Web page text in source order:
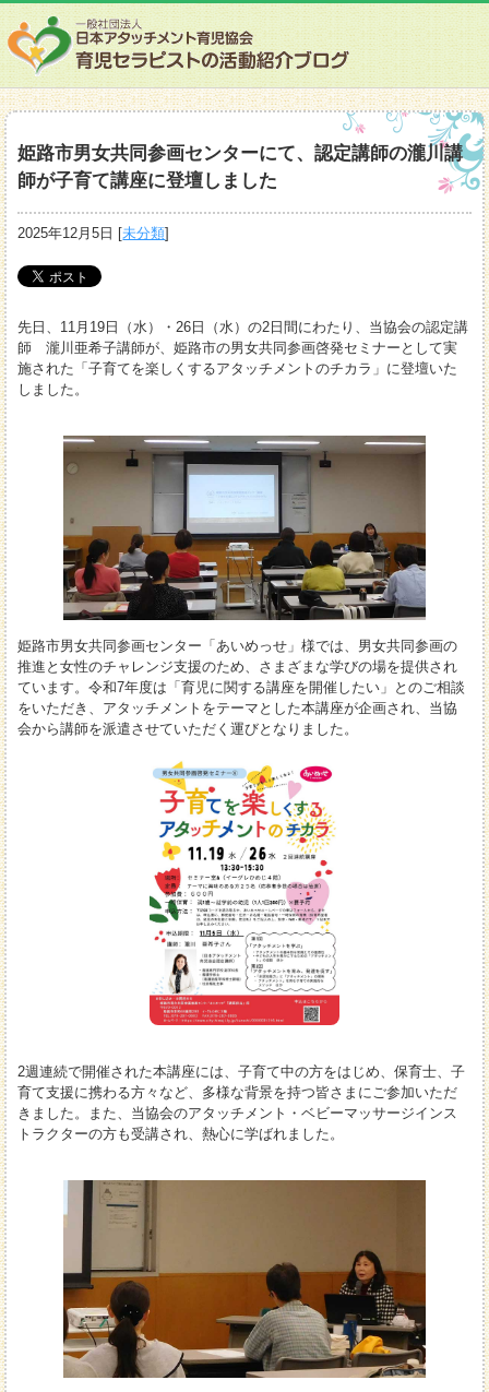
姫路市男女共同参画センターにて、認定講師の瀧川講
師が子育て講座に登壇しました
2025年12月5日 [未分類]
先日、11月19日（水）・26日（水）の2日間にわたり、当協会の認定講
師 瀧川亜希子講師が、姫路市の男女共同参画啓発セミナーとして実
施された「子育てを楽しくするアタッチメントのチカラ」に登壇いた
しました。
姫路市男女共同参画センター「あいめっせ」様では、男女共同参画の
推進と女性のチャレンジ支援のため、さまざまな学びの場を提供され
ています。令和7年度は「育児に関する講座を開催したい」とのご相談
をいただき、アタッチメントをテーマとした本講座が企画され、当協
会から講師を派遣させていただく運びとなりました。
2週連続で開催された本講座には、子育て中の方をはじめ、保育士、子
育て支援に携わる方々など、多様な背景を持つ皆さまにご参加いただ
きました。また、当協会のアタッチメント・ベビーマッサージインス
トラクターの方も受講され、熱心に学ばれました。